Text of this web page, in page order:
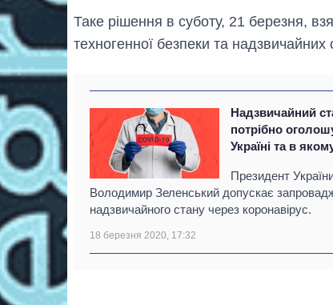
Таке рішення в суботу, 21 березня,
техногенної безпеки та надзвичайних
Надзвичайний
потрібно
Україні та в
Президент
Володимир Зеленський допускає
надзвичайного стану через коронавірус.
18 березня 2020, 17:32